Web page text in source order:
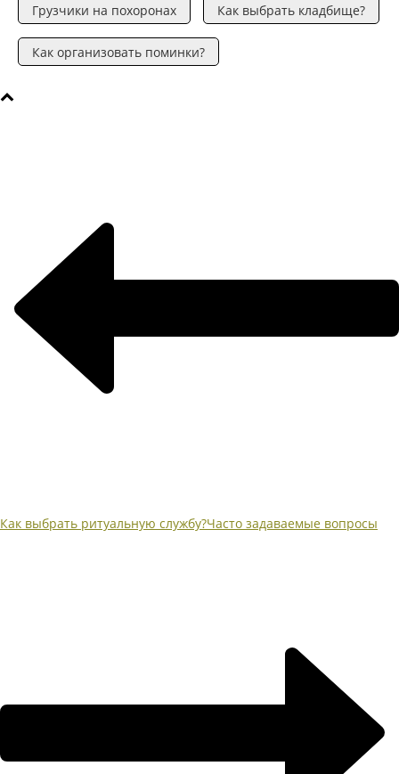
Грузчики на похоронах Как выбрать кладбище?
Как организовать поминки?
Как выбрать ритуальную службу?Часто задаваемые вопросы